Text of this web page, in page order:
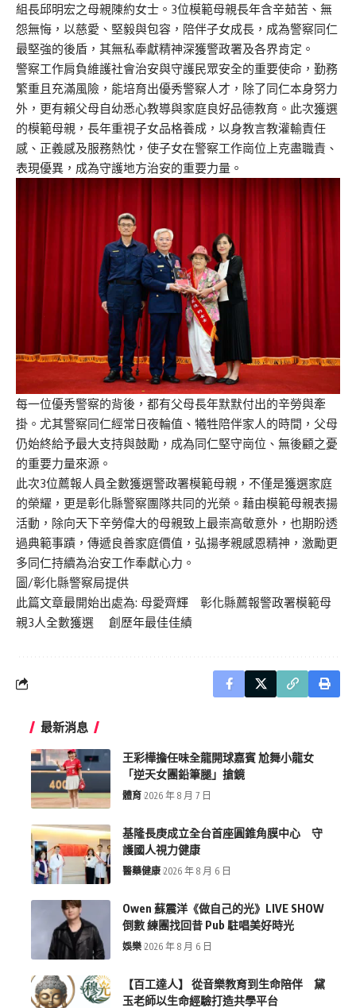
組長邱明宏之母親陳約女士。3位模範母親長年含辛茹苦、無
怨無悔，以慈愛、堅毅與包容，陪伴子女成長，成為警察同仁
最堅強的後盾，其無私奉獻精神深獲警政署及各界肯定。
警察工作肩負維護社會治安與守護民眾安全的重要使命，勤務
繁重且充滿風險，能培育出優秀警察人才，除了同仁本身努力
外，更有賴父母自幼悉心教導與家庭良好品德教育。此次獲選
的模範母親，長年重視子女品格養成，以身教言教灌輸責任
感、正義感及服務熱忱，使子女在警察工作崗位上克盡職責、
表現優異，成為守護地方治安的重要力量。
每一位優秀警察的背後，都有父母長年默默付出的辛勞與牽
掛。尤其警察同仁經常日夜輪值、犧牲陪伴家人的時間，父母
仍始終給予最大支持與鼓勵，成為同仁堅守崗位、無後顧之憂
的重要力量來源。
此次3位薦報人員全數獲選警政署模範母親，不僅是獲選家庭
的榮耀，更是彰化縣警察團隊共同的光榮。藉由模範母親表揚
活動，除向天下辛勞偉大的母親致上最崇高敬意外，也期盼透
過典範事蹟，傳遞良善家庭價值，弘揚孝親感恩精神，激勵更
多同仁持續為治安工作奉獻心力。
圖/彰化縣警察局提供
此篇文章最開始出處為: 母愛齊輝 彰化縣薦報警政署模範母
親3人全數獲選 創歷年最佳佳績
最新消息
王彩樺擔任味全龍開球嘉賓 尬舞小龍女
「逆天女團鉛筆腿」搶鏡
體育 2026 年 8 月 7 日
基隆長庚成立全台首座圓錐角膜中心 守
護國人視力健康
醫藥健康 2026 年 8 月 6 日
Owen 蘇震洋《做自己的光》LIVE SHOW
倒數 練團找回昔 Pub 駐唱美好時光
娛樂 2026 年 8 月 6 日
【百工達人】 從音樂教育到生命陪伴 黛
玉老師以生命經驗打造共學平台